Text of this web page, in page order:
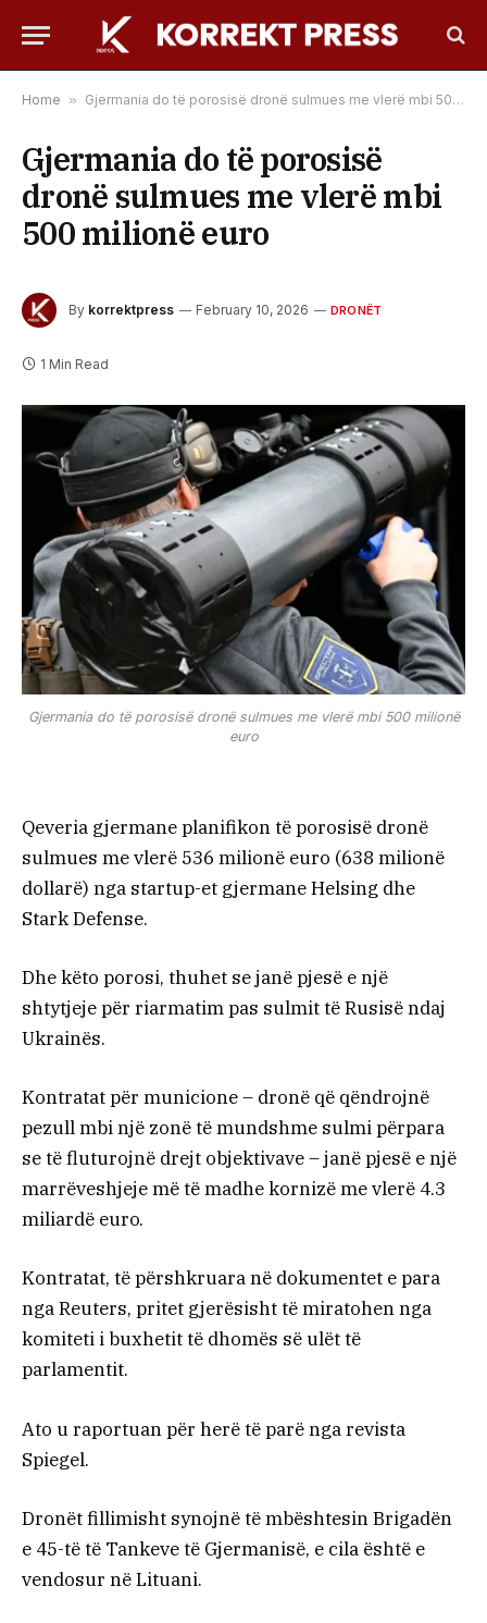
Home » Gjermania do të porosisë dronë sulmues me vlerë mbi 500 milionë euro
Gjermania do të porosisë
dronë sulmues me vlerë mbi
500 milionë euro
By korrektpress February 10, 2026 DRONËT
1 Min Read
Gjermania do të porosisë dronë sulmues me vlerë mbi 500 milionë
euro
Qeveria gjermane planifikon të porosisë dronë
sulmues me vlerë 536 milionë euro (638 milionë
dollarë) nga startup-et gjermane Helsing dhe
Stark Defense.
Dhe këto porosi, thuhet se janë pjesë e një
shtytjeje për riarmatim pas sulmit të Rusisë ndaj
Ukrainës.
Kontratat për municione – dronë që qëndrojnë
pezull mbi një zonë të mundshme sulmi përpara
se të fluturojnë drejt objektivave – janë pjesë e një
marrëveshjeje më të madhe kornizë me vlerë 4.3
miliardë euro.
Kontratat, të përshkruara në dokumentet e para
nga Reuters, pritet gjerësisht të miratohen nga
komiteti i buxhetit të dhomës së ulët të
parlamentit.
Ato u raportuan për herë të parë nga revista
Spiegel.
Dronët fillimisht synojnë të mbështesin Brigadën
e 45-të të Tankeve të Gjermanisë, e cila është e
vendosur në Lituani.